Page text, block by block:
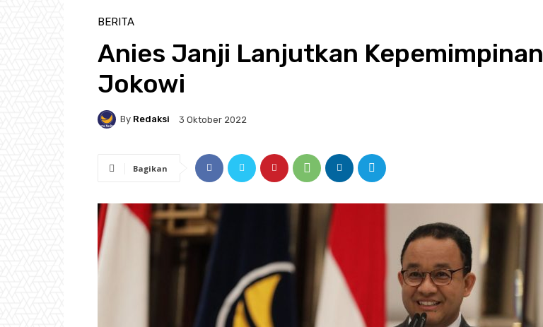
BERITA
Anies Janji Lanjutkan Kepemimpinan
Jokowi
By Redaksi 3 Oktober 2022
Bagikan